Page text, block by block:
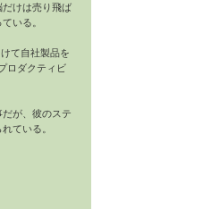
けは売り飛ば
いる。
て自社製品を
ロダクティビ
が、彼のステ
ている。